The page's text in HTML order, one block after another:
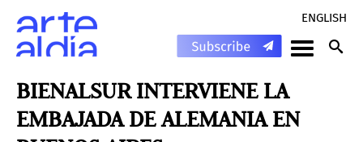
ENGLISH
BIENALSUR INTERVIENE LA
EMBAJADA DE ALEMANIA EN